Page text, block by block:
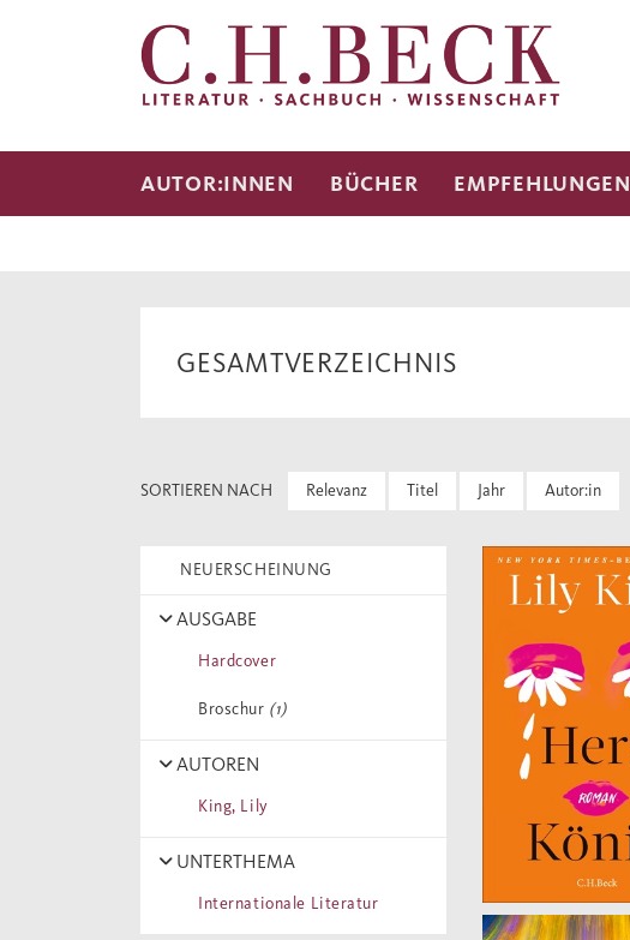
AUTOR:INNEN BÜCHER EMPFEHLUNGEN
GESAMTVERZEICHNIS
SORTIEREN NACH Relevanz Titel Jahr Autor:in
NEUERSCHEINUNG
AUSGABE
Hardcover
Broschur (1)
AUTOREN
King, Lily
UNTERTHEMA
Internationale Literatur